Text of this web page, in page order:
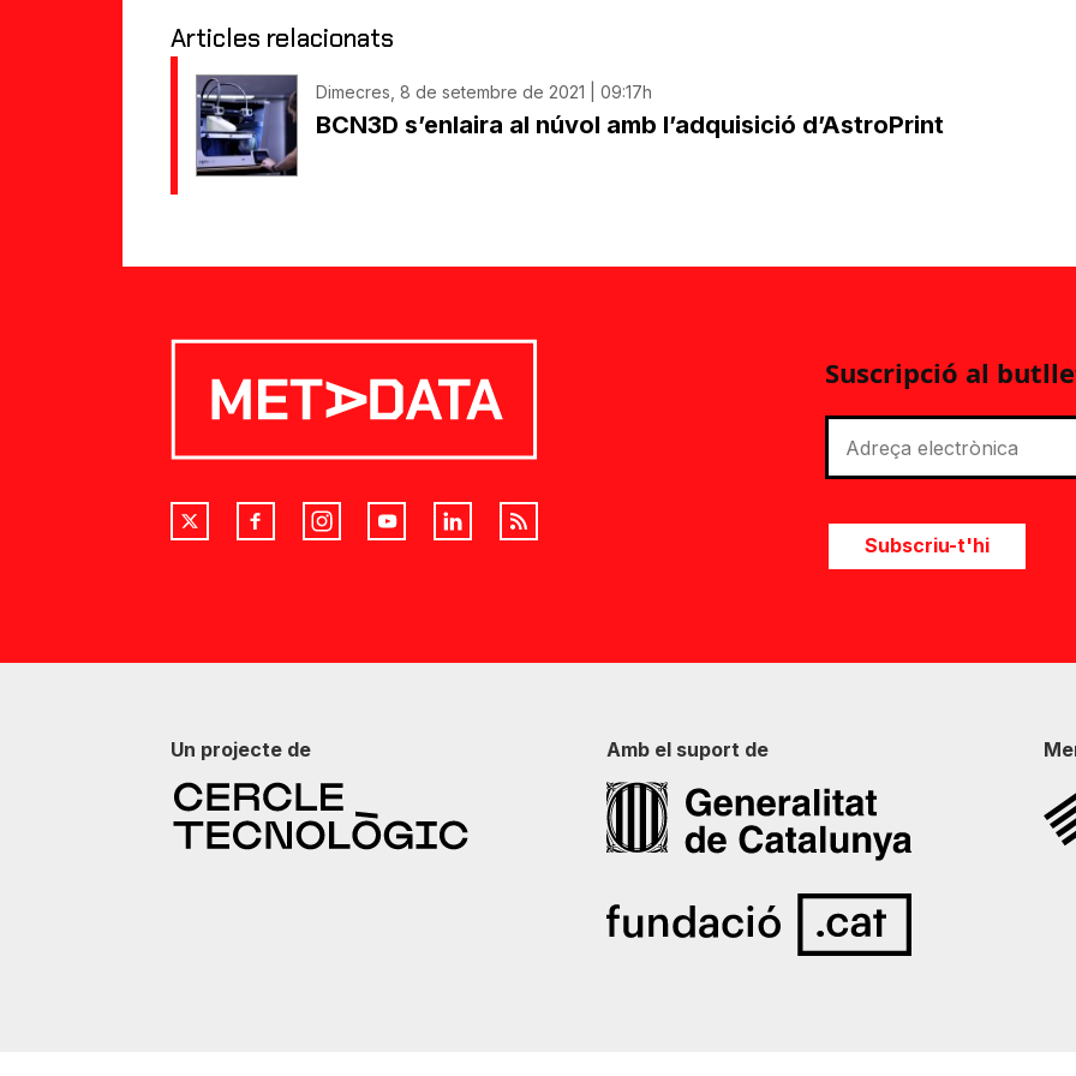
Articles relacionats
Dimecres, 8 de setembre de 2021 | 09:17h
BCN3D s’enlaira al núvol amb l’adquisició d’AstroPrint
Suscripció al
Subscriu-t'hi
Un projecte de Amb el suport de